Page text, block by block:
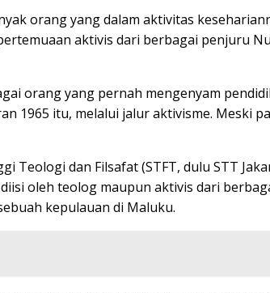
orang yang dalam aktivitas
aktivis dari berbagai penjuru
orang yang pernah mengenyam
1965 itu, melalui jalur aktivisme. Meski
Teologi dan Filsafat (STFT, dulu STT
oleh teolog maupun aktivis dari
kepulauan di Maluku.